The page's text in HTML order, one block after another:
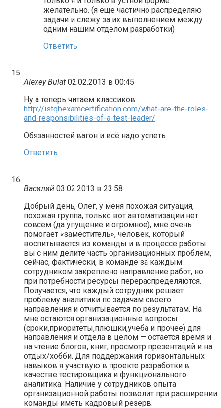
желательно. (я еще частично распределяю
задачи и слежу за их выполнением между
одним нашим отделом разработки)
Ответить
Alexey Bulat 02.02.2013 в 00:45
Ну а теперь читаем классиков:
http://istqbexamcertification.com/what-are-the-roles-
and-responsibilities-of-a-test-leader/
Обязанностей вагон и всё надо успеть
Ответить
Василий 03.02.2013 в 23:58
Добрый день, Олег, у меня похожая ситуация,
похожая группа, только вот автоматизации нет
совсем (да упущение и огромное), мне очень
помогает «заместитель», человек, который
воспитывается из команды и в процессе работы
вы с ним делите часть организационных проблем,
сейчас, фактически, в команде за каждым
сотрудником закреплено направление работ, но
при потребности ресурсы перераспределяются.
Получается, что каждый сотрудник решает
проблему аналитики по задачам своего
направления и отчитывается по результатам. На
мне остаются организационные вопросы
(сроки,приоритеты,плюшки,учеба и прочее) для
направления и отдела в целом — остается время и
на чтение блогов, книг, просмотр презентаций и на
отдых/хобби. Для поддержания горизонтальных
навыков я участвую в проекте разработки в
качестве тестировщика и функционального
аналитика. Наличие у сотрудников опыта
организационной работы позволит при расширении
команды иметь кадровый резерв.